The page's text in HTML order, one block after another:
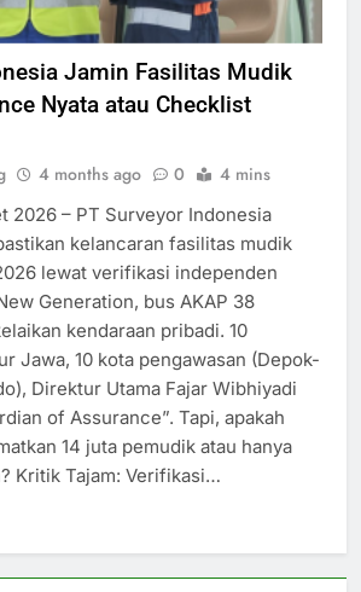
Jamin Fasilitas Mudik
Nyata atau Checklist
4 months ago 0 4 mins
2026 – PT Surveyor Indonesia
kelancaran fasilitas mudik
lewat verifikasi independen
Generation, bus AKAP 38
kendaraan pribadi. 10
Jawa, 10 kota pengawasan (Depok-
Direktur Utama Fajar Wibhiyadi
of Assurance”. Tapi, apakah
14 juta pemudik atau hanya
Kritik Tajam: Verifikasi…